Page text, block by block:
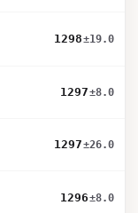
1298±19.0
1297±8.0
1297±26.0
1296±8.0